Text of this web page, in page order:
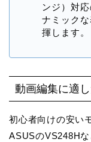
ンジ）対
ナミック
揮します。
動画編集に適
初心者向けの安い
ASUSのVS248Hな